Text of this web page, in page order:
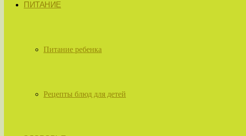
ПИТАНИЕ
Питание ребенка
Рецепты блюд для детей